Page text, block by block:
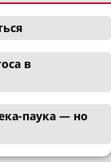
в
паука — но